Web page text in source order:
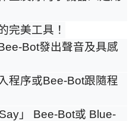
完美工具！
Bot發出聲音及具感
程序或Bee-Bot跟隨程
」 Bee-Bot或 Blue-